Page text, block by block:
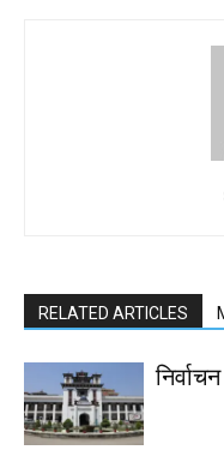
RELATED ARTICLES